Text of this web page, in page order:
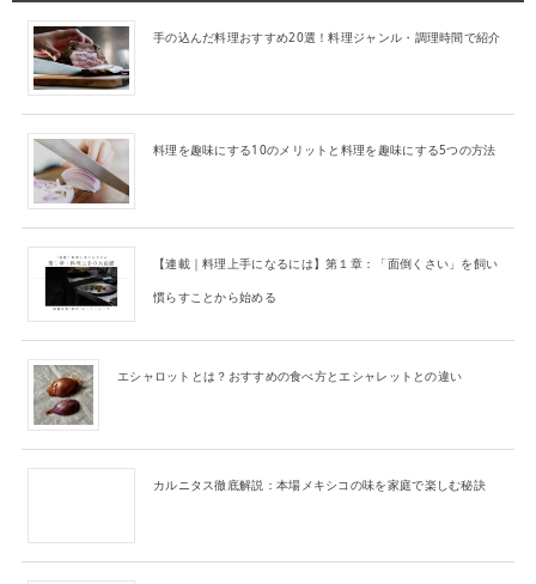
手の込んだ料理おすすめ20選！料理ジャンル・調理時間で紹介
料理を趣味にする10のメリットと料理を趣味にする5つの方法
【連載｜料理上手になるには】第１章：「面倒くさい」を飼い
慣らすことから始める
エシャロットとは？おすすめの食べ方とエシャレットとの違い
カルニタス徹底解説：本場メキシコの味を家庭で楽しむ秘訣